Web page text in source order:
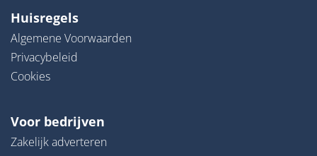
Huisregels
Algemene Voorwaarden
Privacybeleid
Cookies
Voor bedrijven
Zakelijk adverteren